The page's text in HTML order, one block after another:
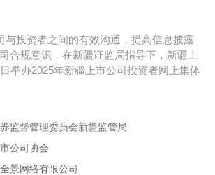
投资者之间的有效沟通，提⾼信息披露
合规意识，在新疆证监局指导下，新疆上
举办2025年新疆上市公司投资者⽹上集体
监督管理委员会新疆监管局
公司协会
景网络有限公司